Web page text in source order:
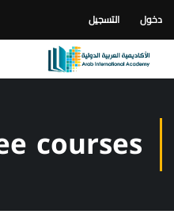
دخول التسجيل
courses